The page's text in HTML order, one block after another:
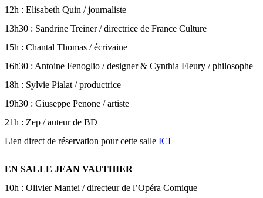
12h : Elisabeth Quin / journaliste
13h30 : Sandrine Treiner / directrice de France Culture
15h : Chantal Thomas / écrivaine
16h30 : Antoine Fenoglio / designer & Cynthia Fleury / philosophe
18h : Sylvie Pialat / productrice
19h30 : Giuseppe Penone / artiste
21h : Zep / auteur de BD
Lien direct de réservation pour cette salle ICI
EN SALLE JEAN VAUTHIER
10h : Olivier Mantei / directeur de l’Opéra Comique